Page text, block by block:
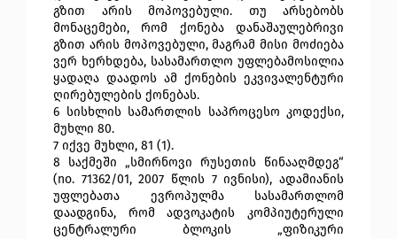
გზით არის მოპოვებული. თუ არსებობს
მონაცემები, რომ ქონება დანაშაულებრივი
გზით არის მოპოვებული, მაგრამ მისი მოძიება
ვერ ხერხდება, სასამართლო უფლებამოსილია
ყადაღა დაადოს ამ ქონების ეკვივალენტური
ღირებულების ქონებას.
6 სისხლის სამართლის საპროცესო კოდექსი,
მუხლი 80.
7 იქვე მუხლი, 81 (1).
8 საქმეში „სმირნოვი რუსეთის წინააღმდეგ“
(no. 71362/01, 2007 წლის 7 ივნისი), ადამიანის
უფლებათა ევროპულმა სასამართლომ
დაადგინა, რომ ადვოკატის კომპიუტერული
ცენტრალური ბლოკის „ფიზიკური